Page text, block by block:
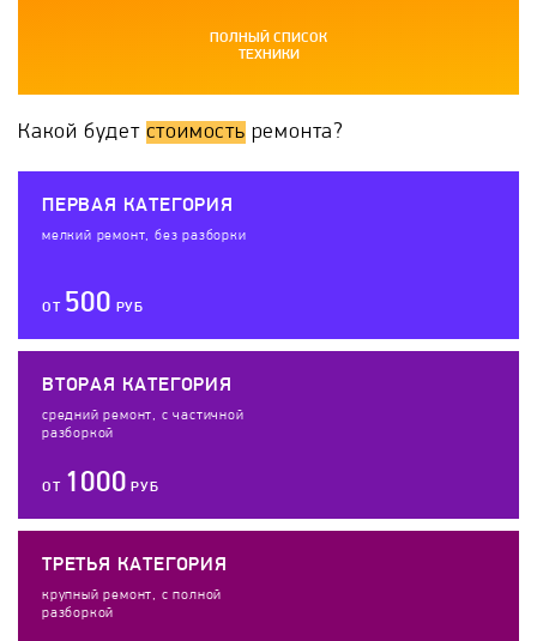
ПОЛНЫЙ СПИСОК
ТЕХНИКИ
Какой будет стоимость ремонта?
ПЕРВАЯ КАТЕГОРИЯ
мелкий ремонт, без разборки
ОТ 500 РУБ
ВТОРАЯ КАТЕГОРИЯ
средний ремонт, с частичной
разборкой
ОТ 1000 РУБ
ТРЕТЬЯ КАТЕГОРИЯ
крупный ремонт, с полной
разборкой